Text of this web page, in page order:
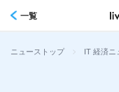
一覧
ニューストップ > IT 経済ニ